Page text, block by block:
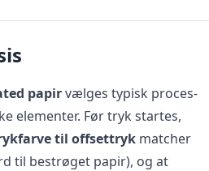
papirvælges typisk proces-
elementer. Før tryk startes,
til offsettryk matcher
til bestrøget papir), og at